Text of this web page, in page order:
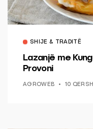
SHIJE & TRADITË
Lazanjë me
Provoni
AGROWEB 10